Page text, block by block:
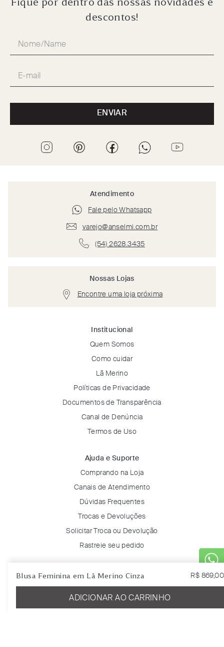
Blusa Feminina em Lã Merino Cinza R$ 869,00
ADICIONAR AO CARRINHO
descontos!
ENVIAR
Atendimento
Fale pelo Whatsapp
varejo@anselmi.com.br
(54) 2628.3435
Nossas Lojas
Encontre uma loja próxima
Institucional
Quem Somos
Como cuidar
Lã Merino
Políticas de Privacidade
Documentos de Transparência
Canal de Denúncia
Termos de Uso
Ajuda e Suporte
Comprando na Loja
Canais de Atendimento
Dúvidas Frequentes
Trocas e Devoluções
Solicitar Troca ou Devolução
Rastreie seu pedido
Minha Conta
Entrar
Favoritos